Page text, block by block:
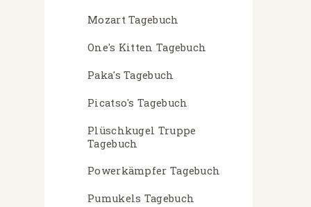
Mozart Tagebuch
One's Kitten Tagebuch
Paka's Tagebuch
Picatso's Tagebuch
Plüschkugel Truppe
Tagebuch
Powerkämpfer Tagebuch
Pumukels Tagebuch